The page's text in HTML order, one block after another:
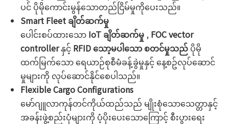
ပင် ပိုမိုကောင်းမွန်သောတည်ငြိမ်မှုကိုပေးသည်။
Smart Fleet ချိတ်ဆက်မှု
ပေါင်းစပ်ထားသော IoT ချိတ်ဆက်မှု , FOC vector
controllerနှင့် RFID သော့မပါသော စတင်မှုသည် ပိုမို
ထက်မြက်သော ရေယာဉ်စုစီမံခန့်ခွဲမှုနှင့် နေ့စဥ်လုပ်ဆောင်
မှုများကို လုပ်ဆောင်နိုင်စေပါသည်။
Flexible Cargo Configurations
မော်ဂျူလာကုန်တင်ကိုယ်ထည်သည် မျိုးစုံသောသေတ္တာနှင့်
အခန်းဖွဲ့စည်းပုံများကို ပံ့ပိုးပေးသောကြောင့် စီးပွားရေး